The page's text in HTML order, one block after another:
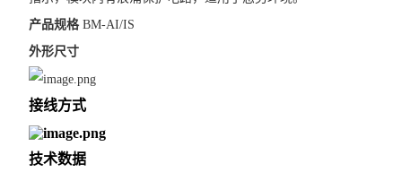
产品规格BM-AI/IS
外形尺寸
接线方式
技术数据